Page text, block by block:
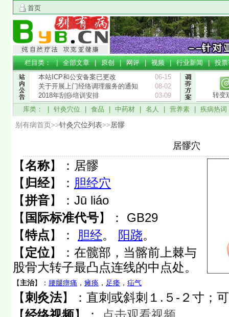
首页
栏目类： |全部文章|原创|网评|视频|行业新闻|投
本站ICP和公安备案已更改
06-15
关于开展上门经络调理服务的通知
08-02
2018年刮痧培训安排
03-09
转变
库类： | 针灸穴位 食品 中药材 名人 营养素 疾病热词
别有病首页>>针灸穴位列表>>居髎
居髎穴
【名称】： 居髎
【 归经】： 胆经穴
【拼音】： Jū liáo
【 国际标准代号】： GB29
【特点】： 胆经。 阳跷。
【 定位】： 在髋部，当髂前上棘与
股骨大转子最凸点连线的中点处。
【主治】： 腰腿痹痛 ， 瘫痪 ， 足痿 ， 疝气
【刺灸法】：直刺或斜刺１.５-２寸；